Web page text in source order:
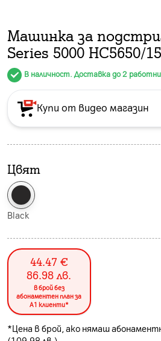
Машинка за
Series 5000 HC5650/15
В наличност. Доставка до 2
Купи от видео магазин
Цвят
Black
44.47 €
86.98 лв.
в брой без
абонаментен план за
А1 клиенти*
*Цена в брой, ако нямаш